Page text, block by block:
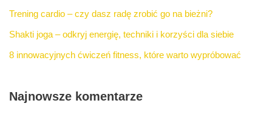
Trening cardio – czy dasz radę zrobić go na bieżni?
Shakti joga – odkryj energię, techniki i korzyści dla siebie
8 innowacyjnych ćwiczeń fitness, które warto wypróbować
Najnowsze komentarze